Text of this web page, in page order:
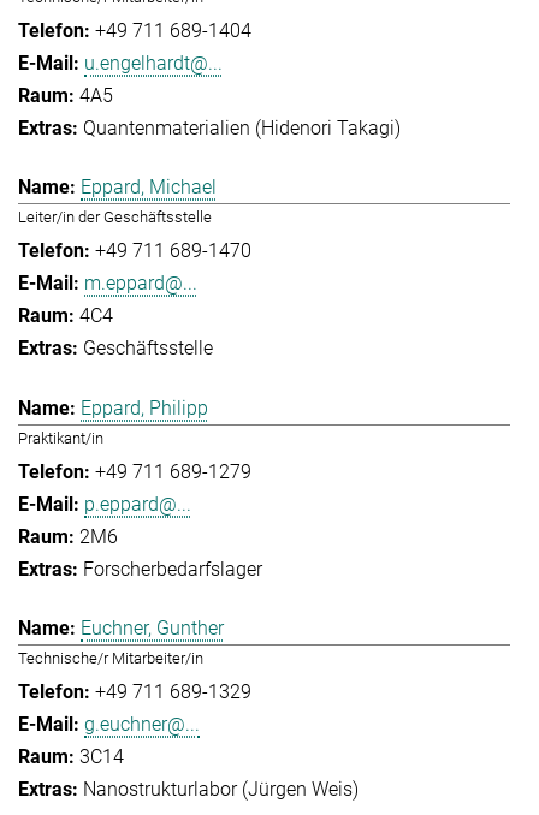
+49 711 689-1404
u.engelhardt@...
4A5
Quantenmaterialien (Hidenori Takagi)
Eppard, Michael
Leiter/in der Geschäftsstelle
+49 711 689-1470
m.eppard@...
4C4
Geschäftsstelle
Eppard, Philipp
Praktikant/in
+49 711 689-1279
p.eppard@...
2M6
Forscherbedarfslager
Euchner, Gunther
Technische/r Mitarbeiter/in
+49 711 689-1329
g.euchner@...
3C14
Nanostrukturlabor (Jürgen Weis)